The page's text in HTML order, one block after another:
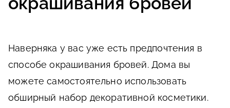
Наверняка у вас уже есть предпочтения в
способе окрашивания бровей. Дома вы
можете самостоятельно использовать
обширный набор декоративной косметики.